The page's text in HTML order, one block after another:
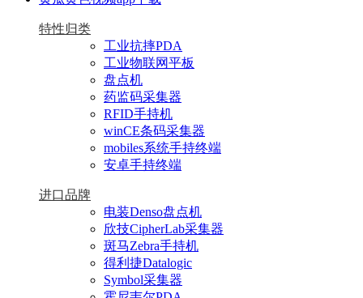
特性归类
工业抗摔PDA
工业物联网平板
盘点机
药监码采集器
RFID手持机
winCE条码采集器
mobiles系统手持终端
安卓手持终端
进口品牌
电装Denso盘点机
欣技CipherLab采集器
斑马Zebra手持机
得利捷Datalogic
Symbol采集器